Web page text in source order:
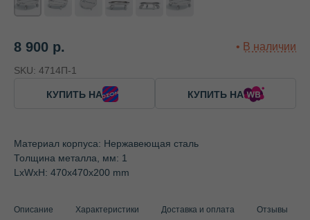
8 900 р.
SKU: 4714П-1
КУПИТЬ НА КУПИТЬ НА
Материал корпуса: Нержавеющая сталь
Толщина металла, мм: 1
LxWxH: 470x470x200 mm
Описание Характеристики Доставка и оплата Отзывы